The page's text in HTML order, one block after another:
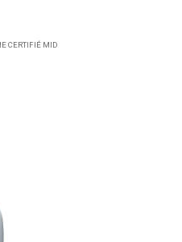
CERTIFIÉ MID